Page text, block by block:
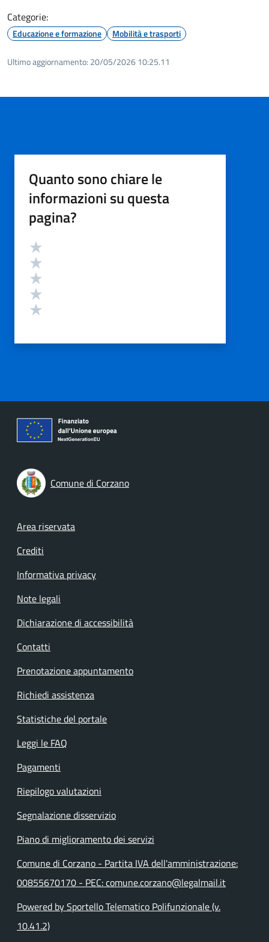
Categorie:
Educazione e formazione Mobilità e trasporti
Ultimo aggiornamento: 20/05/2026 10:25.11
Quanto sono chiare le
informazioni su questa
pagina?
Valutazione
Comune di Corzano
Footer menu
Area riservata
Crediti
Informativa privacy
Note legali
Dichiarazione di accessibilità
Contatti
Prenotazione appuntamento
Richiedi assistenza
Statistiche del portale
Leggi le FAQ
Pagamenti
Riepilogo valutazioni
Segnalazione disservizio
Piano di miglioramento dei servizi
Comune di Corzano - Partita IVA dell'amministrazione:
00855670170 - PEC: comune.corzano@legalmail.it
Powered by Sportello Telematico Polifunzionale (v.
10.41.2)